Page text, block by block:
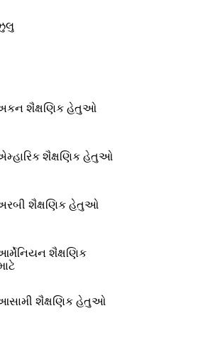
શૈક્ષણિક હેતુઓ
શૈક્ષણિક હેતુઓ
શૈક્ષણિક હેતુઓ
શૈક્ષણિક
શૈક્ષણિક હેતુઓ